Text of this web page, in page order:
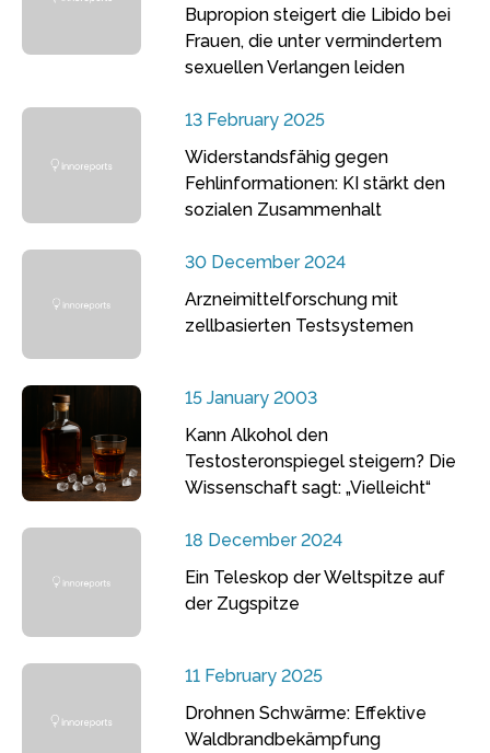
Bupropion steigert die Libido bei
Frauen, die unter vermindertem
sexuellen Verlangen leiden
13 February 2025
Widerstandsfähig gegen
Fehlinformationen: KI stärkt den
sozialen Zusammenhalt
30 December 2024
Arzneimittelforschung mit
zellbasierten Testsystemen
15 January 2003
Kann Alkohol den
Testosteronspiegel steigern? Die
Wissenschaft sagt: „Vielleicht“
18 December 2024
Ein Teleskop der Weltspitze auf
der Zugspitze
11 February 2025
Drohnen Schwärme: Effektive
Waldbrandbekämpfung